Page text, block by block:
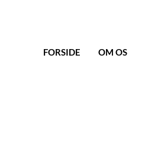
FORSIDE OM OS